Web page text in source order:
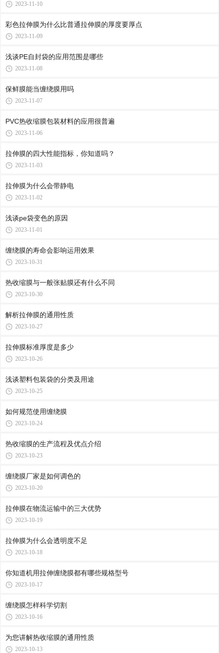
2023-11-10
彩色拉伸膜为什么比普通拉伸膜的厚度要厚点
2023-11-09
浅谈PE自封袋的应用范围是哪些
2023-11-08
保鲜膜能当缠绕膜用吗
2023-11-07
PVC热收缩膜包装材料的应用很普遍
2023-11-06
拉伸膜的四大性能指标，你知道吗？
2023-11-03
拉伸膜为什么会带静电
2023-11-02
浅谈pe袋变色的原因
2023-11-01
缠绕膜的寿命会影响运用效果
2023-10-31
热收缩膜与一般张贴膜还有什么不同
2023-10-30
解析拉伸膜的通用性质
2023-10-27
拉伸膜标准厚度是多少
2023-10-26
浅谈塑料包装袋的分类及用途
2023-10-25
如何规范使用缠绕膜
2023-10-24
热收缩膜的生产流程及优点介绍
2023-10-23
缠绕膜厂家是如何调色的
2023-10-20
拉伸膜在物流运输中的三大优势
2023-10-19
拉伸膜为什么会透明度不足
2023-10-18
你知道机用拉伸缠绕膜都有哪些规格型号
2023-10-17
缠绕膜怎样科学切割
2023-10-16
为您讲解热收缩膜的通用性质
2023-10-13